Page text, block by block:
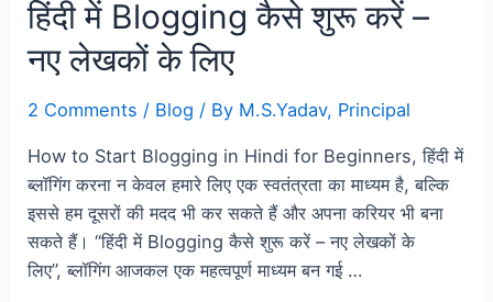
हिंदी में Blogging कैसे शुरू करें –
नए लेखकों के लिए
2 Comments / Blog / By M.S.Yadav, Principal
How to Start Blogging in Hindi for Beginners, हिंदी में
ब्लॉगिंग करना न केवल हमारे लिए एक स्वतंत्रता का माध्यम है, बल्कि
इससे हम दूसरों की मदद भी कर सकते हैं और अपना करियर भी बना
सकते हैं। “हिंदी में Blogging कैसे शुरू करें – नए लेखकों के
लिए”, ब्लॉगिंग आजकल एक महत्वपूर्ण माध्यम बन गई …